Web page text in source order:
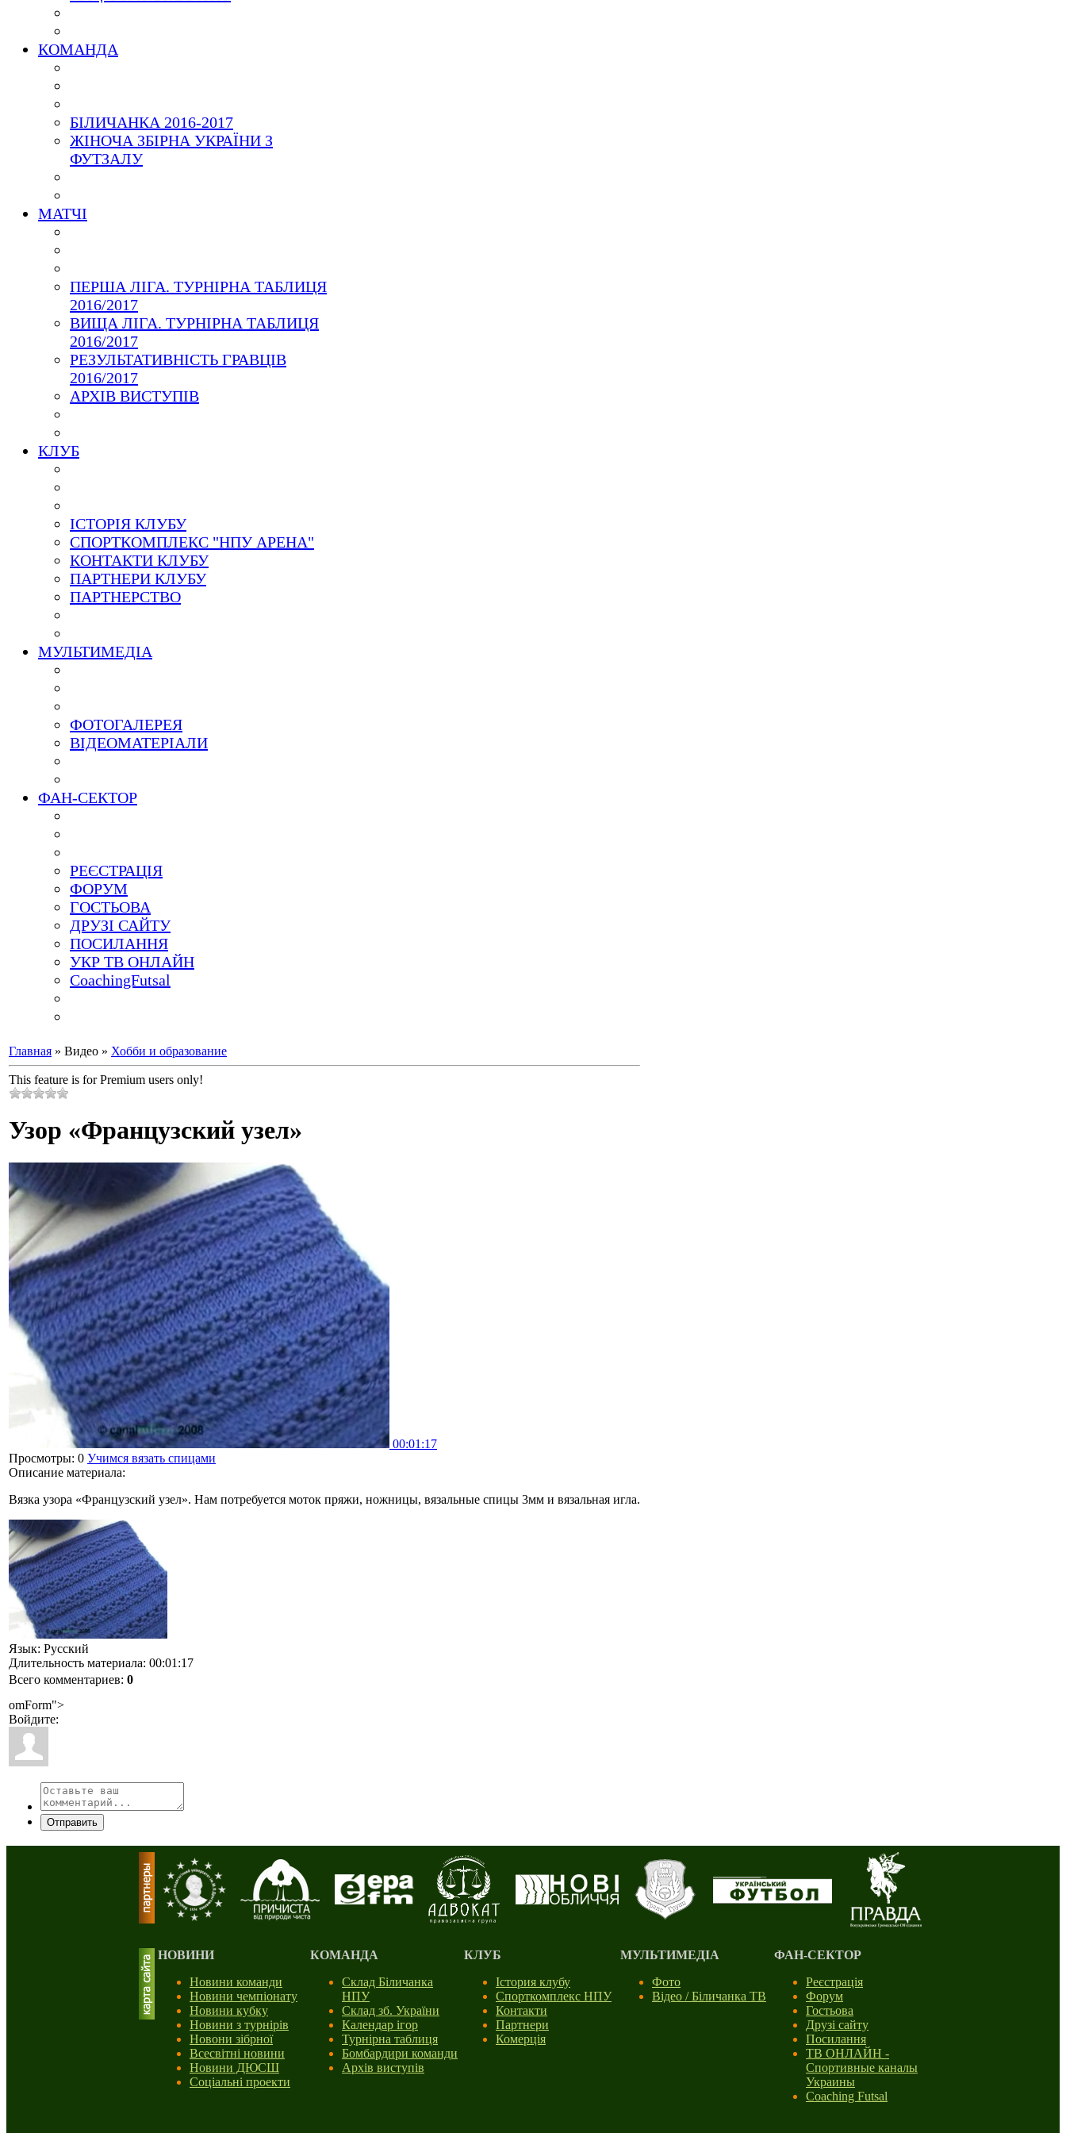
КОМАНДА
БІЛИЧАНКА 2016-2017
ЖІНОЧА ЗБІРНА УКРАЇНИ З
ФУТЗАЛУ
МАТЧІ
ПЕРША ЛІГА. ТУРНІРНА ТАБЛИЦЯ
2016/2017
ВИЩА ЛІГА. ТУРНІРНА ТАБЛИЦЯ
2016/2017
РЕЗУЛЬТАТИВНІСТЬ ГРАВЦІВ
2016/2017
АРХІВ ВИСТУПІВ
КЛУБ
ІСТОРІЯ КЛУБУ
СПОРТКОМПЛЕКС "НПУ АРЕНА"
КОНТАКТИ КЛУБУ
ПАРТНЕРИ КЛУБУ
ПАРТНЕРСТВО
МУЛЬТИМЕДІА
ФОТОГАЛЕРЕЯ
ВІДЕОМАТЕРІАЛИ
ФАН-СЕКТОР
РЕЄСТРАЦІЯ
ФОРУМ
ГОСТЬОВА
ДРУЗІ САЙТУ
ПОСИЛАННЯ
УКР ТВ ОНЛАЙН
CoachingFutsal
Главная » Видео » Хобби и образование
This feature is for Premium users only!
Узор «Французский узел»
00:01:17
Просмотры: 0 Учимся вязать спицами
Описание материала:
Вязка узора «Французский узел». Нам потребуется моток пряжи, ножницы, вязальные спицы 3мм и вязальная игла.
Язык: Русский
Длительность материала: 00:01:17
Всего комментариев: 0
omForm">
Войдите:
Отправить
НОВИНИ
Новини команди
Новини чемпіонату
Новини кубку
Новини з турнірів
Новони зібрної
Всесвітні новини
Новини ДЮСШ
Соціальні проекти
КОМАНДА
Склад Біличанка
НПУ
Склад зб. України
Календар ігор
Турнірна таблиця
Бомбардири команди
Архів виступів
КЛУБ
Істория клубу
Спорткомплекс НПУ
Контакти
Партнери
Комерція
МУЛЬТИМЕДІА
Фото
Відео / Біличанка ТВ
ФАН-СЕКТОР
Реєстрація
Форум
Гостьова
Друзі сайту
Посилання
ТВ ОНЛАЙН -
Спортивные каналы
Украины
Coaching Futsal